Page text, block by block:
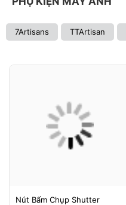
7Artisans TTArtisan
Nút Bấm Chụp Shutter